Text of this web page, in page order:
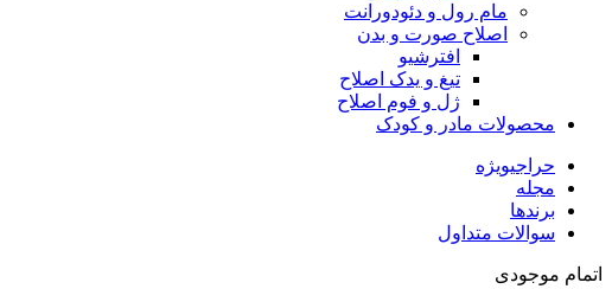
مام رول و دئودورانت
اصلاح صورت و بدن
افترشیو
تیغ و یدک اصلاح
ژل و فوم اصلاح
محصولات مادر و کودک
حراجیویژه
مجله
برندها
سوالات متداول
اتمام موجودی